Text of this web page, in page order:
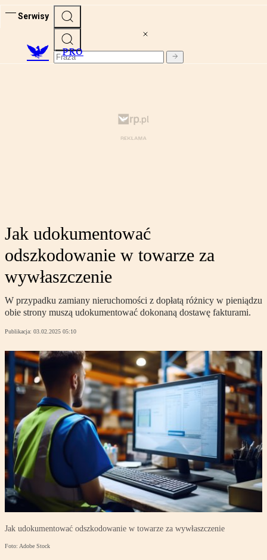
Serwisy
PRO
Jak udokumentować
odszkodowanie w towarze za
wywłaszczenie
W przypadku zamiany nieruchomości z dopłatą różnicy w pieniądzu
obie strony muszą udokumentować dokonaną dostawę fakturami.
Publikacja: 03.02.2025 05:10
Jak udokumentować odszkodowanie w towarze za wywłaszczenie
Foto: Adobe Stock